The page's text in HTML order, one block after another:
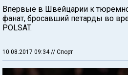
Впервые в Швейцарии к
фанат, бросавший петарды во
POLSAT.
10.08.2017 09:34 // Спорт